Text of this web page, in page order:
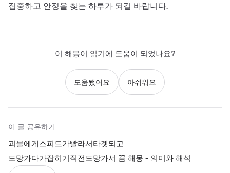
집중하고 안정을 찾는 하루가 되길 바랍니다.
이 해몽이 읽기에 도움이 되었나요?
도움됐어요 아쉬워요
이 글 공유하기
괴물에게스피드가빨라서타겟되고
도망가다가잡히기직전도망가서 꿈 해몽 - 의미와 해석